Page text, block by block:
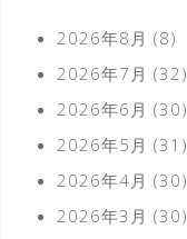
2026年8月 (8)
2026年7月 (32)
2026年6月 (30)
2026年5月 (31)
2026年4月 (30)
2026年3月 (30)